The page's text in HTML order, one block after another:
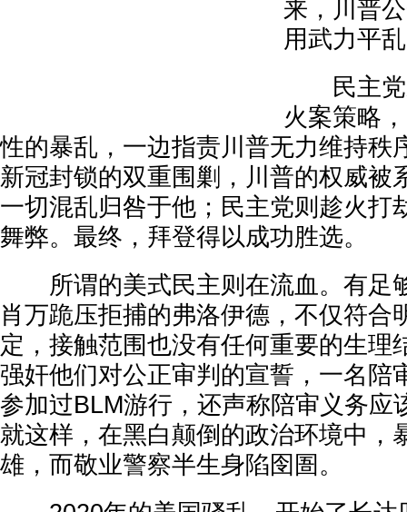
来，川普
用武力平
民主党
火案策略
性的暴乱，一边指责川普无力维持秩
新冠封锁的双重围剿，川普的权威被
一切混乱归咎于他；民主党则趁火打
舞弊。最终，拜登得以成功胜选。
所谓的美式民主则在流血。有足
肖万跪压拒捕的弗洛伊德，不仅符合
定，接触范围也没有任何重要的生理
强奸他们对公正审判的宣誓，一名陪
参加过BLM游行，还声称陪审义务应
就这样，在黑白颠倒的政治环境中，
雄，而敬业警察半生身陷囹圄。